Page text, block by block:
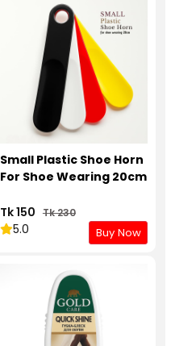
Small Plastic Shoe Horn
For Shoe Wearing 20cm
Tk 150 Tk 230
5.0 Buy Now